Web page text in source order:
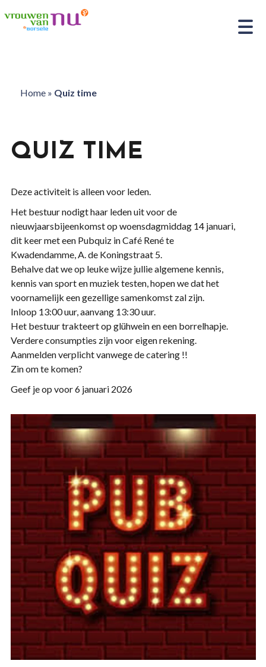
Home» Quiz time
QUIZ TIME
Deze activiteit is alleen voor leden.
Het bestuur nodigt haar leden uit voor de
nieuwjaarsbijeenkomst op woensdagmiddag 14 januari,
dit keer met een Pubquiz in Café René te
Kwadendamme, A. de Koningstraat 5.
Behalve dat we op leuke wijze jullie algemene kennis,
kennis van sport en muziek testen, hopen we dat het
voornamelijk een gezellige samenkomst zal zijn.
Inloop 13:00 uur, aanvang 13:30 uur.
Het bestuur trakteert op glühwein en een borrelhapje.
Verdere consumpties zijn voor eigen rekening.
Aanmelden verplicht vanwege de catering !!
Zin om te komen?
Geef je op voor 6 januari 2026